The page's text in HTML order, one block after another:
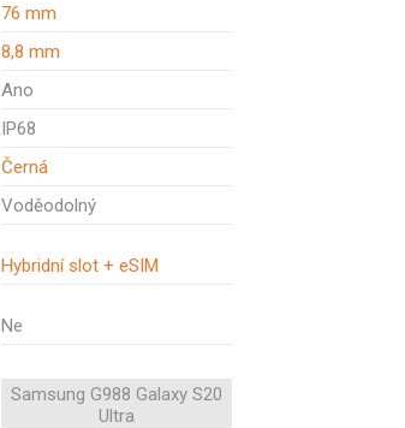
76 mm
8,8 mm
Ano
IP68
Černá
Voděodolný
Hybridní slot + eSIM
Ne
Samsung G988 Galaxy S20
Ultra